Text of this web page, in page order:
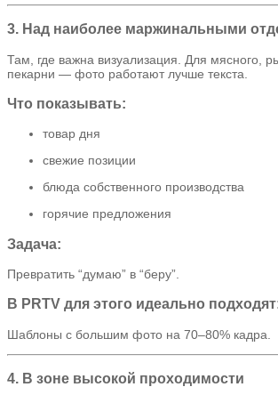
3. Над наиболее маржинальными
Там, где важна визуализация. Для мясного,
пекарни — фото работают лучше текста.
Что показывать:
товар дня
свежие позиции
блюда собственного производства
горячие предложения
Задача:
Превратить “думаю” в “беру”.
В PRTV для этого идеально
Шаблоны с большим фото на 70–80% кадра.
4. В зоне высокой проходимости